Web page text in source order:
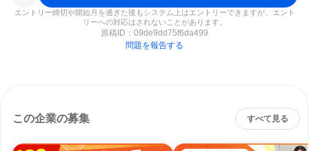
エントリー締切や開始月を過ぎた後もシステム上はエントリーできますが、エント
リーへの対応はされないことがあります。
原稿ID： 09de9dd75f6da499
問題を報告する
この企業の募集 すべて見る